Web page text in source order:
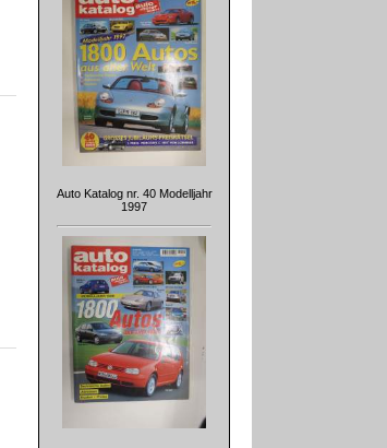
Auto Katalog nr. 40 Modelljahr
1997